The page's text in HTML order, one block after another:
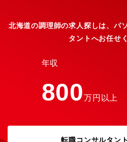
えたい」貸す側のニーズをだけを重
式的なワンパターンの結婚式。そん
結婚式とは、大切な家族や友人が見
を誓う大切な日。それが本物の結婚
ら、衣装、挙式、披露宴、写真、ヘ
ンパニーです。【ウェディング会
★La Blanche Maison（ブランシュ
ル） http://www.blanchemaison.jp/
北海道の調理師の求人探しは、パ
タントへお任せ
年収
800万円以上
転職コンサルタン